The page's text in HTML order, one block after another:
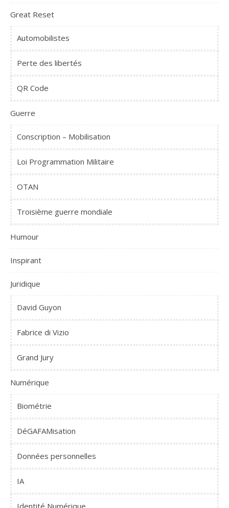
Great Reset
Automobilistes
Perte des libertés
QR Code
Guerre
Conscription – Mobilisation
Loi Programmation Militaire
OTAN
Troisième guerre mondiale
Humour
Inspirant
Juridique
David Guyon
Fabrice di Vizio
Grand Jury
Numérique
Biométrie
DéGAFAMisation
Données personnelles
IA